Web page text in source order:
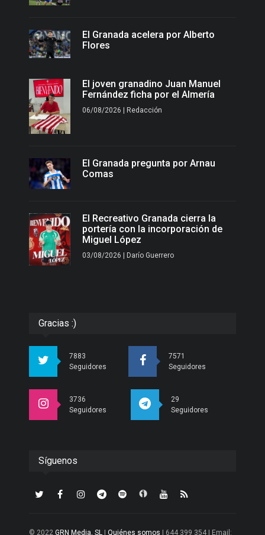
El Granada acelera por Alberto
Flores
El joven granadino Juan Manuel
Fernández ficha por el Almería
06/08/2026 | Redacción
El Granada pregunta por Arnau
Comas
El Recreativo Granada cierra la
portería con la incorporación de
Miguel López
03/08/2026 | Darío Guerrero
Gracias :)
7883
Seguidores
7571
Seguidores
3736
Seguidores
29
Seguidores
Síguenos
© 2022 GRN Media, SL | Quiénes somos | 644 399 354 | Email: